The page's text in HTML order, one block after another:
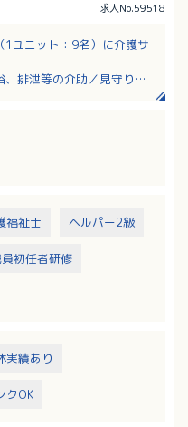
求人No.59518
1ユニット：9名）に介護サ
、排泄等の介助／見守り
福祉士 ヘルパー2級
初任者研修
実績あり
クOK